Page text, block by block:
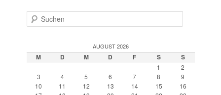
Suchen
AUGUST 2026
M D M D F S S
1
2
3
4 5 6 7 8
9
10
11 12 13 14 15
16